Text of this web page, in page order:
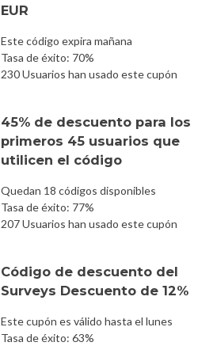
EUR
Este código expira mañana
Tasa de éxito: 70%
230 Usuarios han usado este cupón
45% de descuento para los
primeros 45 usuarios que
utilicen el código
Quedan 18 códigos disponibles
Tasa de éxito: 77%
207 Usuarios han usado este cupón
Código de descuento del
Surveys Descuento de 12%
Este cupón es válido hasta el lunes
Tasa de éxito: 63%